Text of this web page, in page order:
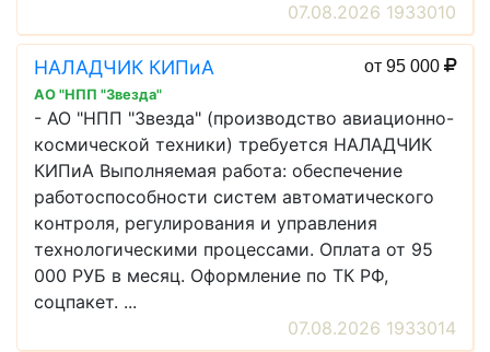
07.08.2026 1933010
НАЛАДЧИК КИПиА от 95 000
АО "НПП "Звезда"
- АО "НПП "Звезда" (производство авиационно-
космической техники) требуется НАЛАДЧИК
КИПиА Выполняемая работа: обеспечение
работоспособности систем автоматического
контроля, регулирования и управления
технологическими процессами. Оплата от 95
000 РУБ в месяц. Оформление по ТК РФ,
соцпакет. ...
07.08.2026 1933014